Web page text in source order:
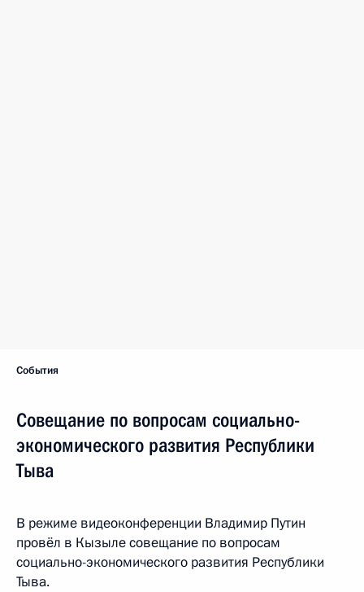
События
Совещание по вопросам социально-
экономического развития Республики
Тыва
В режиме видеоконференции Владимир Путин
провёл в Кызыле совещание по вопросам
социально-экономического развития Республики
Тыва.